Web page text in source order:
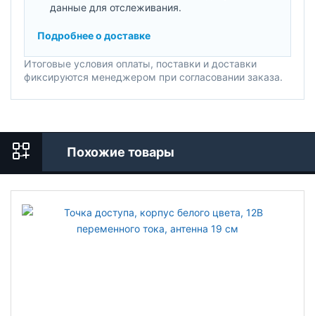
данные для отслеживания.
Подробнее о доставке
Итоговые условия оплаты, поставки и доставки
фиксируются менеджером при согласовании заказа.
Похожие товары